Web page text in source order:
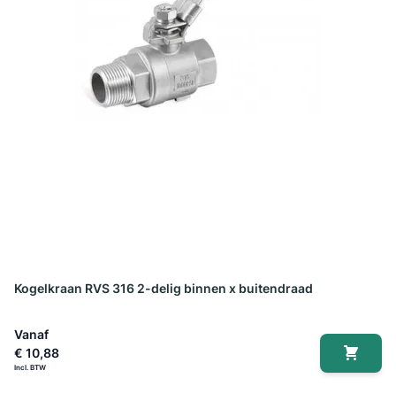
Kogelkraan RVS 316 2-delig binnen x buitendraad
Vanaf
€ 10,88